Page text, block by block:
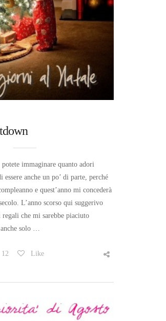
immaginare quanto adori
essere anche un po’ di parte, perché
e quest’anno mi concederà
L’anno scorso qui suggerivo
regali che mi sarebbe piaciuto
solo …
12 Like